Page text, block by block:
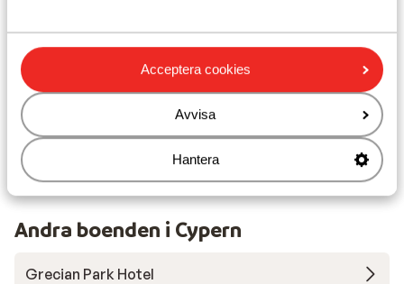
Acceptera cookies
Avvisa
Hantera
Avstånd till busshållplats ca 300 m
Avstånd till uttagsautomat ca 500 m
Närmaste butiker ca 500 m
Närmaste kiosk ca 5 m
Närmaste restaurang ca 500 m
Närmaste apotek ca 200 m
Närmaste sjukhus ca 1,2 km
Andra boenden i Cypern
Grecian Park Hotel